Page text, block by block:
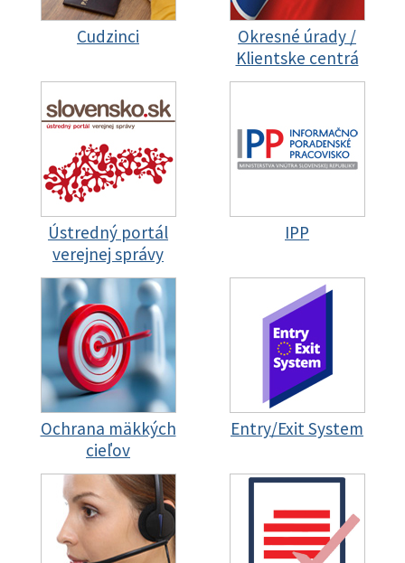
Cudzinci
Okresné úrady /
Klientske centrá
Ústredný portál
verejnej správy
IPP
Ochrana mäkkých
cieľov
Entry/Exit System